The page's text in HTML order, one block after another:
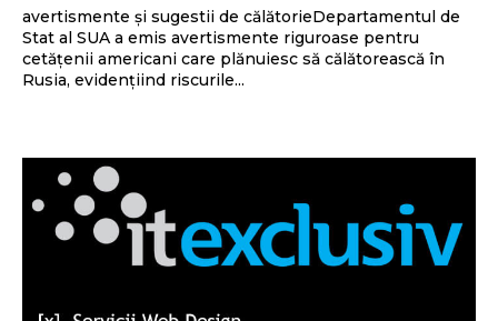
avertismente și sugestii de călătorieDepartamentul de
Stat al SUA a emis avertismente riguroase pentru
cetățenii americani care plănuiesc să călătorească în
Rusia, evidențiind riscurile...